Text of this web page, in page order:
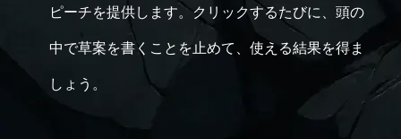
ピーチを提供します。クリックするたびに、頭の
中で草案を書くことを止めて、使える結果を得ま
しょう。